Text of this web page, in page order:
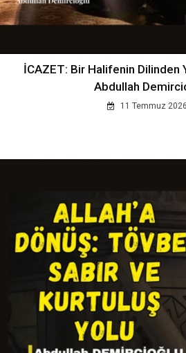
İCAZET: Bir Halifenin Dilinden
Abdullah
11 Temmuz 2026